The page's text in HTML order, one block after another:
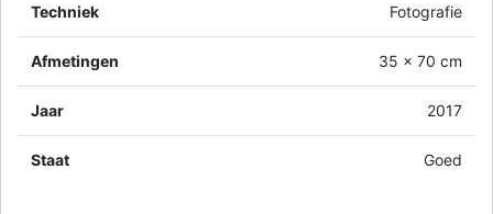
Techniek Fotografie
Afmetingen 35 x 70 cm
Jaar 2017
Staat Goed